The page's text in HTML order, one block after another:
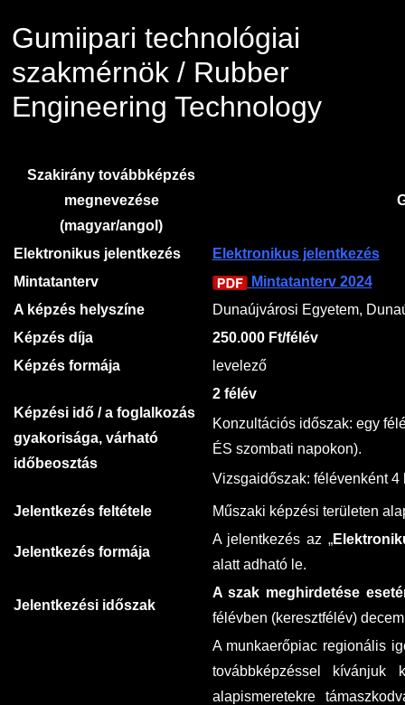
Hallgatókra érvényes szabályzatok
Kiemelt ösztöndíjak
Nemzetközi Lehetőségek
Szolgáltatások
DUE Hallgatói laptop használati segédlet
Neptun
K+F+I
Átjelentkezőknek
Kapcsolat
Online Studium
Képzési Életpályamodell
Minőségirányítás
Együttműködő partnereink
Gumiipari technológiai
szakmérnök / Rubber
Engineering Technology
Szakirány továbbképzés
megnevezése
(magyar/angol)
Elektronikus jelentkezés
Elektronikus jelentkezés
Mintatanterv
Mintatanterv 2024
A képzés helyszíne
Dunaújvárosi Egyetem,
Képzés díja
250.000 Ft/félév
Képzés formája
levelező
Képzési idő / a foglalkozás
gyakorisága, várható
időbeosztás
2 félév
Konzultációs időszak: egy
ÉS szombati napokon).
Vizsgaidőszak: félévenként 4
Jelentkezés feltétele Műszaki képzési területen
Jelentkezés formája
A jelentkezés az „
alatt adható le.
Jelentkezési időszak
A szak meghirdetése
félévben (keresztfélév)
A munkaerőpiac regionális
továbbképzéssel
alapismeretekre